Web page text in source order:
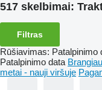
517 skelbimai:
Filtras
Rūšiavimas: Patalpinimo
Patalpinimo data
metai - nauji viršuje